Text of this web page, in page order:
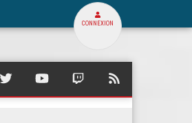
CONNEXION
SQUARE SQUARE SQUARE